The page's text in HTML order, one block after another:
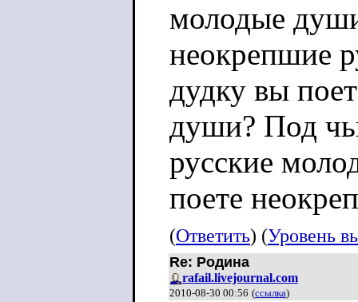
молодые
неокрепшие
дудку вы
души? Под
русские
поете
(Ответить) (Уровень
Re: Родина
rafail.livejournal.com
2010-08-30 00:56 (ссылка)